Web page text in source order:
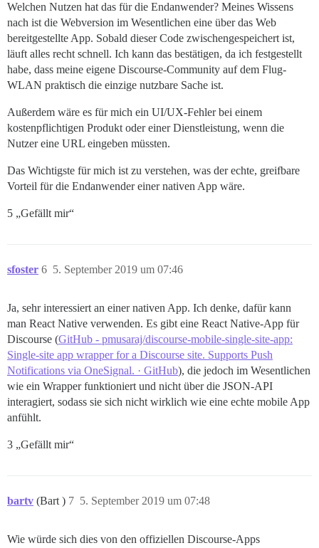
Welchen Nutzen hat das für die Endanwender? Meines Wissens
nach ist die Webversion im Wesentlichen eine über das Web
bereitgestellte App. Sobald dieser Code zwischengespeichert ist,
läuft alles recht schnell. Ich kann das bestätigen, da ich festgestellt
habe, dass meine eigene Discourse-Community auf dem Flug-
WLAN praktisch die einzige nutzbare Sache ist.
Außerdem wäre es für mich ein UI/UX-Fehler bei einem
kostenpflichtigen Produkt oder einer Dienstleistung, wenn die
Nutzer eine URL eingeben müssten.
Das Wichtigste für mich ist zu verstehen, was der echte, greifbare
Vorteil für die Endanwender einer nativen App wäre.
5 „Gefällt mir“
sfoster 5. September 2019 um 07:46
6
Ja, sehr interessiert an einer nativen App. Ich denke, dafür kann
man React Native verwenden. Es gibt eine React Native-App für
Discourse (GitHub - pmusaraj/discourse-mobile-single-site-app:
Single-site app wrapper for a Discourse site. Supports Push
Notifications via OneSignal. · GitHub), die jedoch im Wesentlichen
wie ein Wrapper funktioniert und nicht über die JSON-API
interagiert, sodass sie sich nicht wirklich wie eine echte mobile App
anfühlt.
3 „Gefällt mir“
bartv (Bart ) 5. September 2019 um 07:48
7
Wie würde sich dies von den offiziellen Discourse-Apps